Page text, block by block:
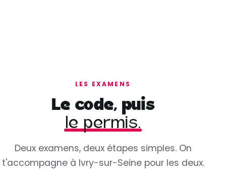
LES EXAMENS
Le code, puis
le permis.
Deux examens, deux étapes simples. On
t'accompagne à Ivry-sur-Seine pour les deux.